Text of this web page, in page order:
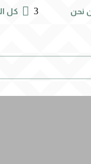
نحن 3
 كل